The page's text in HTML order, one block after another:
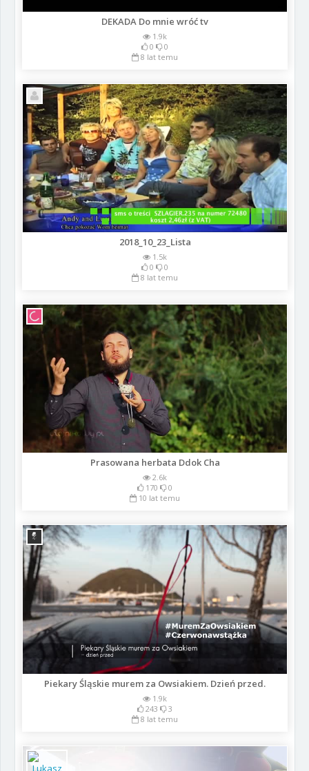
DEKADA Do mnie wróć tv
1.9k
0
0
8 lat temu
2018_10_23_Lista
1.5k
0
0
8 lat temu
Prasowana herbata Ddok Cha
2.6k
170
0
10 lat temu
Piekary Śląskie murem za Owsiakiem. Dzień przed.
1.9k
243
3
8 lat temu